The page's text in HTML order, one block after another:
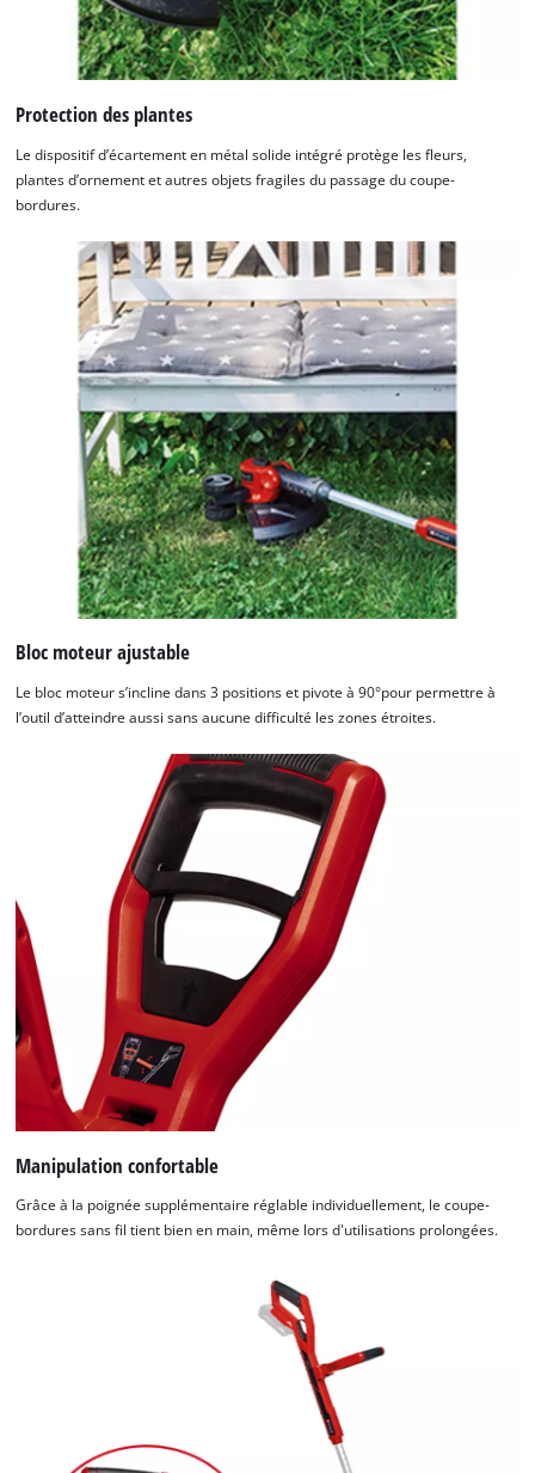
Protection des plantes
Le dispositif d’écartement en métal solide intégré protège les fleurs,
plantes d’ornement et autres objets fragiles du passage du coupe-
bordures.
Bloc moteur ajustable
Le bloc moteur s’incline dans 3 positions et pivote à 90°pour permettre à
l’outil d’atteindre aussi sans aucune difficulté les zones étroites.
Manipulation confortable
Grâce à la poignée supplémentaire réglable individuellement, le coupe-
bordures sans fil tient bien en main, même lors d'utilisations prolongées.